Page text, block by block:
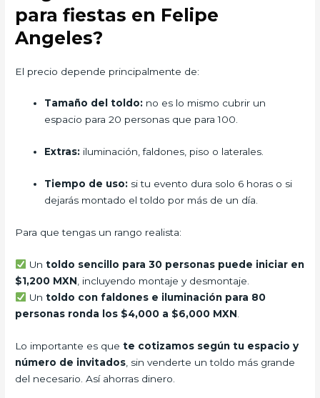
para fiestas en Felipe
Angeles?
El precio depende principalmente de:
Tamaño del toldo: no es lo mismo cubrir un
espacio para 20 personas que para 100.
Extras: iluminación, faldones, piso o laterales.
Tiempo de uso: si tu evento dura solo 6 horas o si
dejarás montado el toldo por más de un día.
Para que tengas un rango realista:
Un toldo sencillo para 30 personas puede iniciar en
$1,200 MXN , incluyendo montaje y desmontaje.
Un toldo con faldones e iluminación para 80
personas ronda los $4,000 a $6,000 MXN
Lo importante es quete cotizamos según tu espacio y
número de invitados , sin venderte un toldo más grande
del necesario. Así ahorras dinero.